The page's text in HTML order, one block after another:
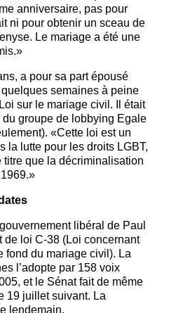
anniversaire, pas pour
ni pour obtenir un sceau de
Le mariage a été une
a pour sa part épousé
semaines à peine
sur le mariage civil. Il était
groupe de lobbying Egale
«Cette loi est un
la lutte pour les droits LGBT,
titre que la décriminalisation
libéral de Paul
de loi C-38 (Loi concernant
fond du mariage civil). La
l’adopte par 158 voix
et le Sénat fait de même
19 juillet suivant. La
lendemain.